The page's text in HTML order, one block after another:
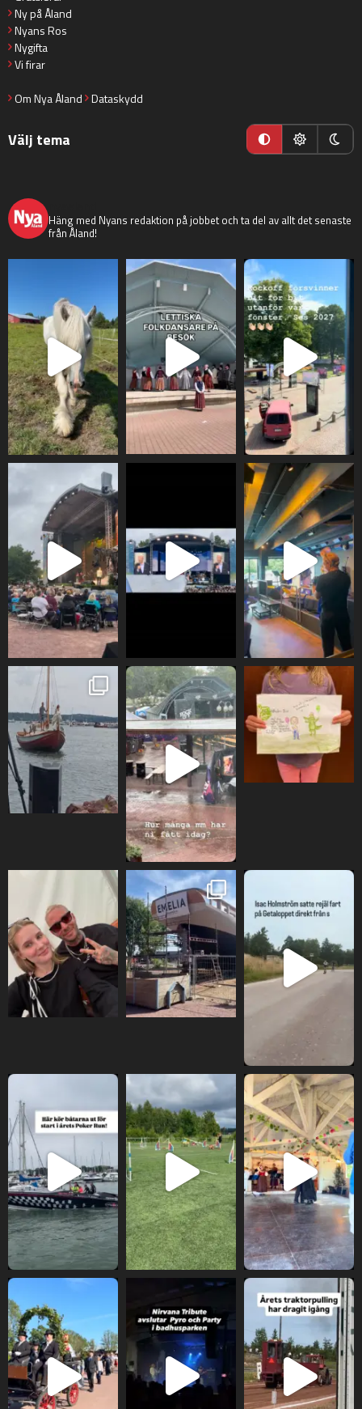
Ny på Åland
Nyans Ros
Nygifta
Vi firar
Om Nya Åland Dataskydd
Välj tema
Häng med Nyans redaktion på jobbet och ta del av allt det senaste
från Åland!